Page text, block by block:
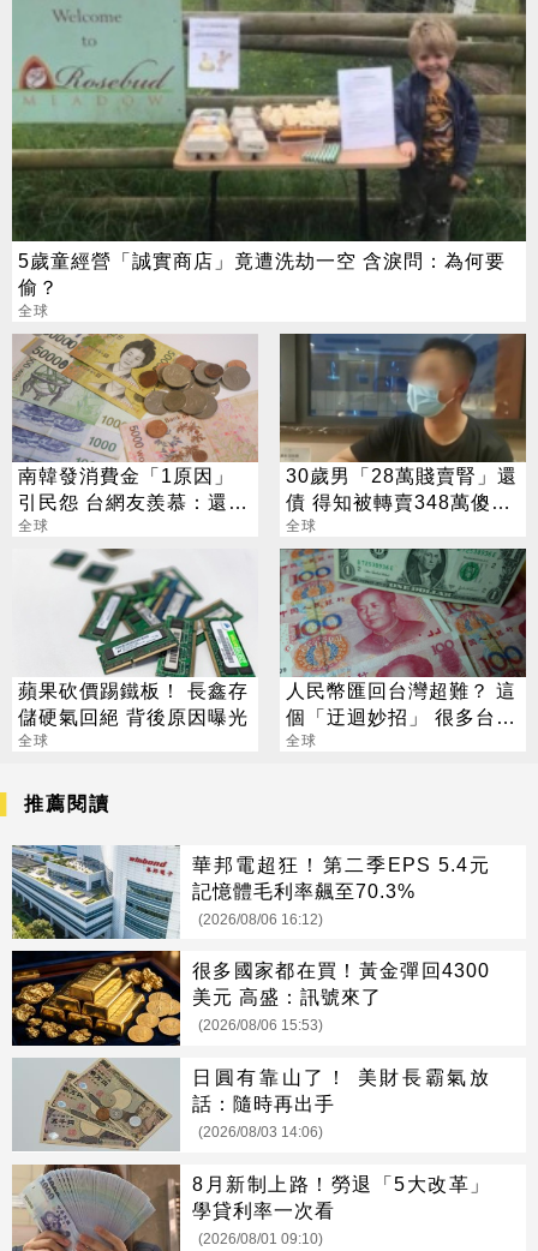
5歲童經營「誠實商店」竟遭洗劫一空 含淚問：為何要
偷？
全球
南韓發消費金「1原因」
引民怨 台網友羨慕：還我
1萬元
全球
30歲男「28萬賤賣腎」還
債 得知被轉賣348萬傻眼
了
全球
蘋果砍價踢鐵板！ 長鑫存
儲硬氣回絕 背後原因曝光
全球
人民幣匯回台灣超難？ 這
個「迂迴妙招」 很多台幹
還不知道
全球
推薦閱讀
華邦電超狂！第二季EPS 5.4元
記憶體毛利率飆至70.3%
(2026/08/06 16:12)
很多國家都在買！黃金彈回4300
美元 高盛：訊號來了
(2026/08/06 15:53)
日圓有靠山了！ 美財長霸氣放
話：隨時再出手
(2026/08/03 14:06)
8月新制上路！勞退「5大改革」
學貸利率一次看
(2026/08/01 09:10)